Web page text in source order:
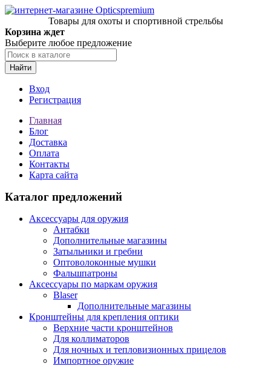
Товары для охоты и спортивной стрельбы
Корзина ждет
Выберите любое предложение
Найти
Вход
Регистрация
Главная
Блог
Доставка
Оплата
Контакты
Карта сайта
Каталог предложений
Аксессуары для оружия
Антабки
Дополнительные магазины
Затыльники и гребни
Оптоволоконные мушки
Фальшпатроны
Аксессуары по маркам оружия
Blaser
Дополнительные магазины
Кронштейны для крепления оптики
Верхние части кронштейнов
Для коллиматоров
Для ночных и тепловизионных прицелов
Импортное оружие